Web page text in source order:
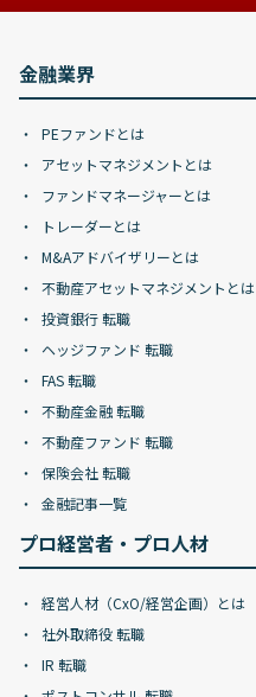
金融業界
PEファンドとは
アセットマネジメントとは
ファンドマネージャーとは
トレーダーとは
M&Aアドバイザリーとは
不動産アセットマネジメントとは
投資銀行 転職
ヘッジファンド 転職
FAS 転職
不動産金融 転職
不動産ファンド 転職
保険会社 転職
金融記事一覧
プロ経営者・プロ人材
経営人材（CxO/経営企画）とは
社外取締役 転職
IR 転職